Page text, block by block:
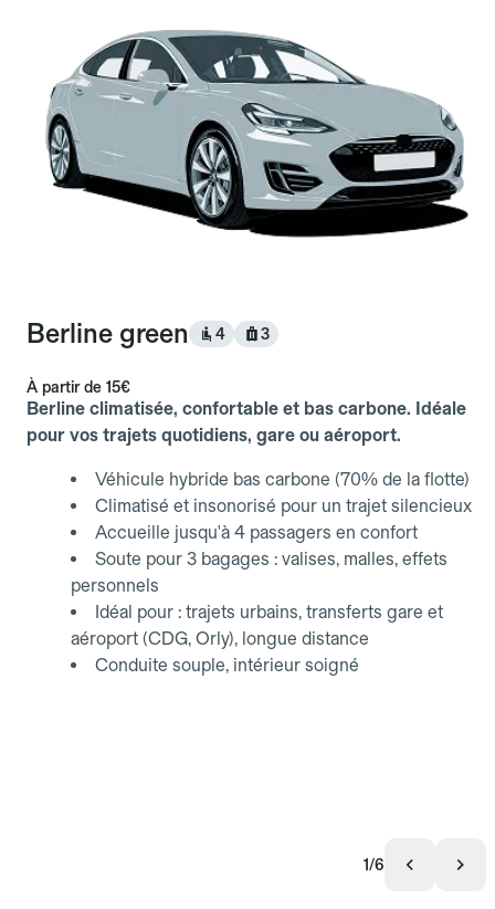
Berline green 4 3
À partir de 15€
Berline climatisée, confortable et bas carbone. Idéale
pour vos trajets quotidiens, gare ou aéroport.
Véhicule hybride bas carbone (70% de la flotte)
Climatisé et insonorisé pour un trajet silencieux
Accueille jusqu'à 4 passagers en confort
Soute pour 3 bagages : valises, malles, effets
personnels
Idéal pour : trajets urbains, transferts gare et
aéroport (CDG, Orly), longue distance
Conduite souple, intérieur soigné
1/6